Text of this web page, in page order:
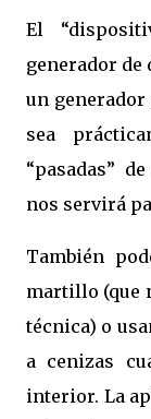
El
generador de
un generador
sea
“pasadas”
nos servirá
También
martillo (que
técnica) o
a cenizas
interior. La